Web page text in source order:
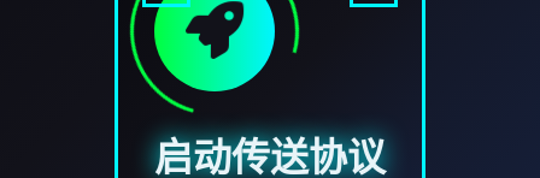
启动传送协议